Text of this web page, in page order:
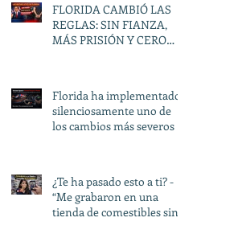
FLORIDA CAMBIÓ LAS
REGLAS: SIN FIANZA,
MÁS PRISIÓN Y CERO
Florida ha implementado
silenciosamente uno de
los cambios más severos a
¿Te ha pasado esto a ti? -
“Me grabaron en una
tienda de comestibles sin